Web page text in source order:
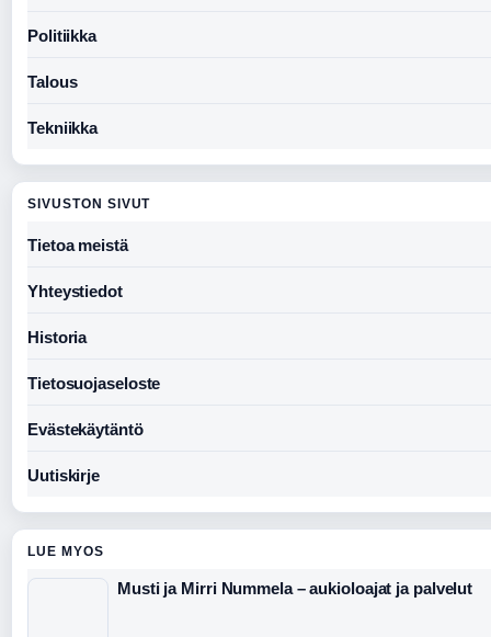
Politiikka
Talous
Tekniikka
SIVUSTON SIVUT
Tietoa meistä
Yhteystiedot
Historia
Tietosuojaseloste
Evästekäytäntö
Uutiskirje
LUE MYOS
Musti ja Mirri Nummela – aukioloajat ja palvelut